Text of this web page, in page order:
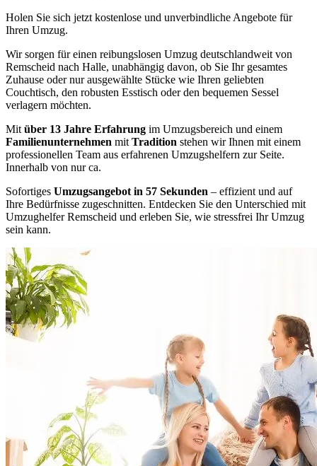
Holen Sie sich jetzt kostenlose und unverbindliche Angebote für
Ihren Umzug.
Wir sorgen für einen reibungslosen Umzug deutschlandweit von
Remscheid nach Halle, unabhängig davon, ob Sie Ihr gesamtes
Zuhause oder nur ausgewählte Stücke wie Ihren geliebten
Couchtisch, den robusten Esstisch oder den bequemen Sessel
verlagern möchten.
Mit über 13 Jahre Erfahrung im Umzugsbereich und einem
Familienunternehmen mit Tradition stehen wir Ihnen mit einem
professionellen Team aus erfahrenen Umzugshelfern zur Seite.
Innerhalb von nur ca.
Sofortiges Umzugsangebot in 57 Sekunden – effizient und auf
Ihre Bedürfnisse zugeschnitten. Entdecken Sie den Unterschied mit
Umzughelfer Remscheid und erleben Sie, wie stressfrei Ihr Umzug
sein kann.